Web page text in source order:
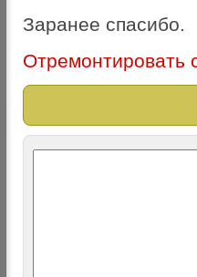
Заранее спасибо.
Отремонтировать